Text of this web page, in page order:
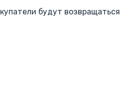
будут возвращаться